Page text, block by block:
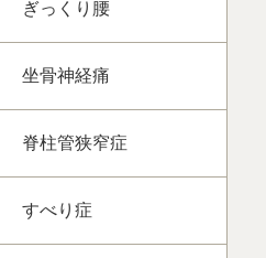
ぎっくり腰
坐骨神経痛
脊柱管狭窄症
すべり症